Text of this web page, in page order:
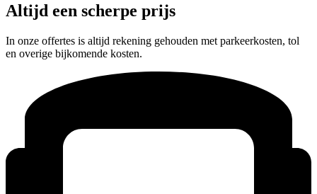
Altijd een scherpe prijs
In onze offertes is altijd rekening gehouden met parkeerkosten, tol
en overige bijkomende kosten.